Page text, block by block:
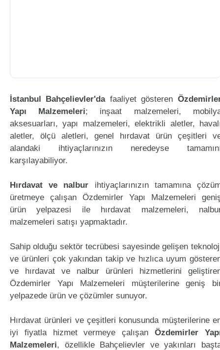
İstanbul Bahçelievler'dafaaliyet gösteren
Yapı Malzemeleri; inşaat malzemeleri,
aksesuarları, yapı malzemeleri, elektrikli aletler,
aletler, ölçü aletleri, genel hırdavat ürün çeşitleri
alandaki ihtiyaçlarınızın neredeyse
karşılayabiliyor.
Hırdavat ve nalbur ihtiyaçlarınızın tamamına
üretmeye çalışan Özdemirler Yapı Malzemeleri
ürün yelpazesi ile hırdavat malzemeleri,
malzemeleri satışı yapmaktadır.
Sahip olduğu sektör tecrübesi sayesinde gelişen
ve ürünleri çok yakından takip ve hızlıca uyum
ve hırdavat ve nalbur ürünleri hizmetlerini
Özdemirler Yapı Malzemeleri müşterilerine geniş
yelpazede ürün ve çözümler sunuyor.
Hırdavat ürünleri ve çeşitleri konusunda müşterilerine
iyi fiyatla hizmet vermeye çalışanÖzdemirler
Malzemeleri, özellikle Bahçelievler ve yakınları